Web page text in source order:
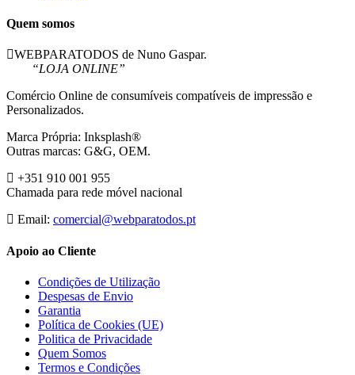
Quem somos
WEBPARATODOS de Nuno Gaspar.
“LOJA ONLINE”
Comércio Online de consumíveis compatíveis de impressão e
Personalizados.
Marca Própria: Inksplash®
Outras marcas: G&G, OEM.
+351 910 001 955
Chamada para rede móvel nacional
Email: comercial@webparatodos.pt
Apoio ao Cliente
Condições de Utilização
Despesas de Envio
Garantia
Política de Cookies (UE)
Politica de Privacidade
Quem Somos
Termos e Condições